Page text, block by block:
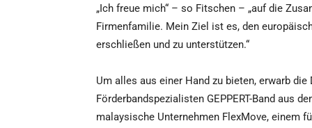
„Ich freue mich“ – so Fitschen – „auf die
Firmenfamilie. Mein Ziel ist es, den
erschließen und zu unterstützen.“
Um alles aus einer Hand zu bieten, erwarb
Förderbandspezialisten GEPPERT-Band aus
malaysische Unternehmen FlexMove, einem